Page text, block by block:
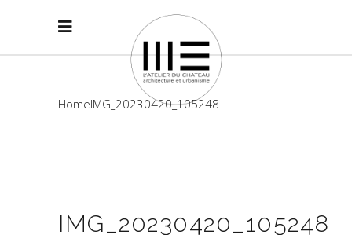
HomeIMG_20230420_105248
IMG_20230420_105248